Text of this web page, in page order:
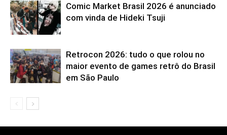
Comic Market Brasil 2026 é anunciado
com vinda de Hideki Tsuji
Retrocon 2026: tudo o que rolou no
maior evento de games retrô do Brasil
em São Paulo